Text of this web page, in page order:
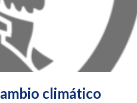
climático